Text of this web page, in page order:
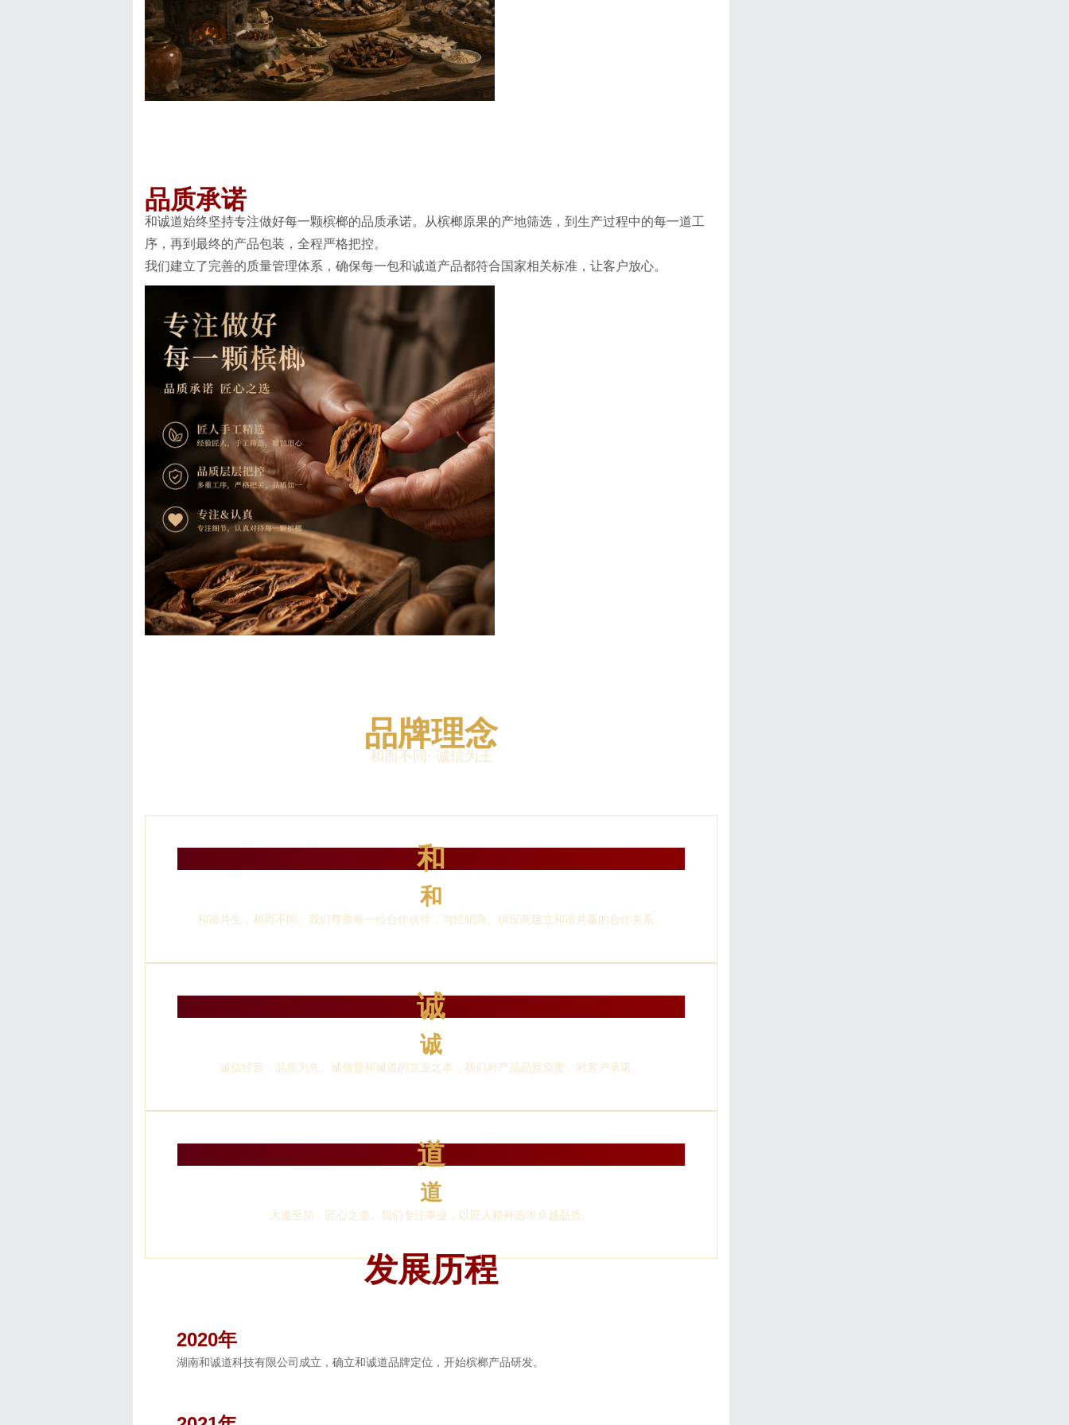
品质承诺
和诚道始终坚持专注做好每一颗槟榔的品质承诺。从槟榔原果的产地筛选，到生产过程中的每一道工
序，再到最终的产品包装，全程严格把控。
我们建立了完善的质量管理体系，确保每一包和诚道产品都符合国家相关标准，让客户放心。
品牌理念
和而不同· 诚信为王
和
和
和谐共生，和而不同。我们尊重每一位合作伙伴，与经销商、供应商建立和谐共赢的合作关系。
诚
诚
诚信经营，品质为先。诚信是和诚道的立业之本，我们对产品品质负责，对客户承诺。
道
道
大道至简，匠心之道。我们专注事业，以匠人精神追求卓越品质。
发展历程
2020年
湖南和诚道科技有限公司成立，确立和诚道品牌定位，开始槟榔产品研发。